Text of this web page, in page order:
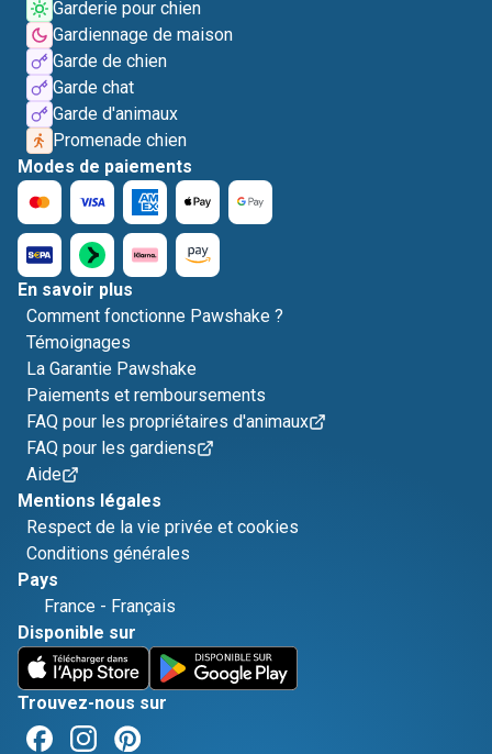
Garderie pour chien
Gardiennage de maison
Garde de chien
Garde chat
Garde d'animaux
Promenade chien
Modes de paiements
En savoir plus
Comment fonctionne Pawshake ?
Témoignages
La Garantie Pawshake
Paiements et remboursements
FAQ pour les propriétaires d'animaux
FAQ pour les gardiens
Aide
Mentions légales
Respect de la vie privée et cookies
Conditions générales
Pays
France - Français
Disponible sur
Trouvez-nous sur